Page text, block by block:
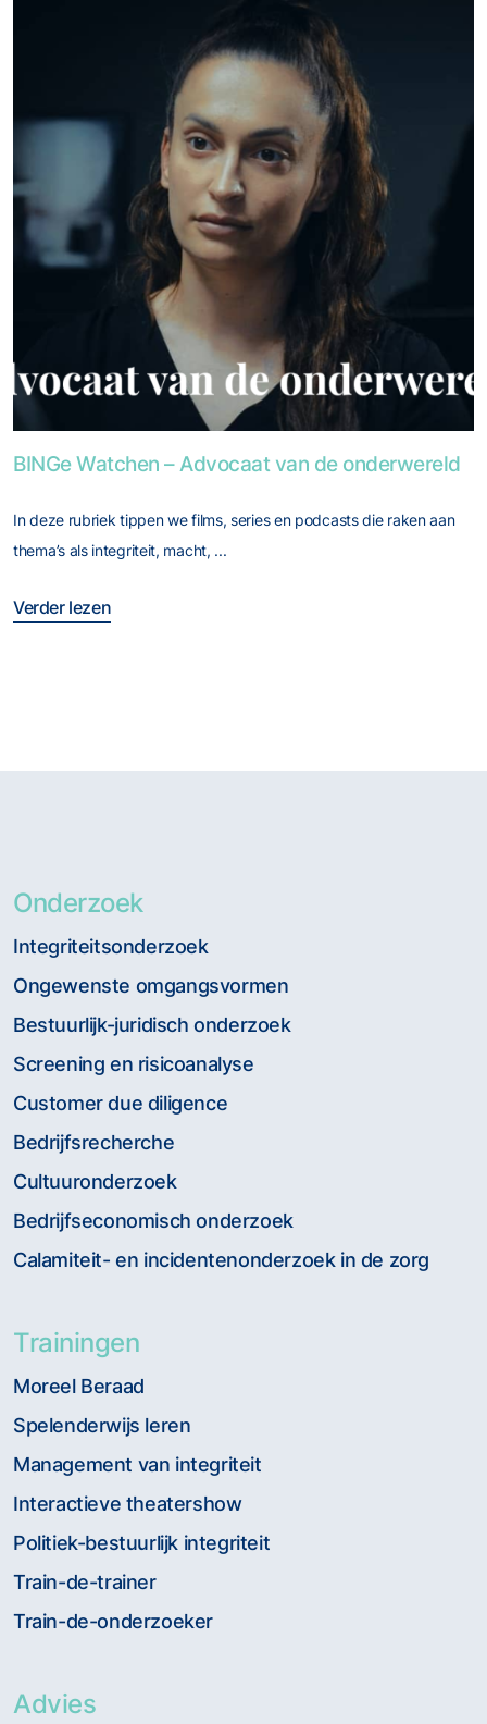
BINGe Watchen – Advocaat van de onderwereld
In deze rubriek tippen we films, series en podcasts die raken aan
thema’s als integriteit, macht, ...
Verder lezen
Onderzoek
Integriteitsonderzoek
Ongewenste omgangsvormen
Bestuurlijk-juridisch onderzoek
Screening en risicoanalyse
Customer due diligence
Bedrijfsrecherche
Cultuuronderzoek
Bedrijfseconomisch onderzoek
Calamiteit- en incidentenonderzoek in de zorg
Trainingen
Moreel Beraad
Spelenderwijs leren
Management van integriteit
Interactieve theatershow
Politiek-bestuurlijk integriteit
Train-de-trainer
Train-de-onderzoeker
Advies